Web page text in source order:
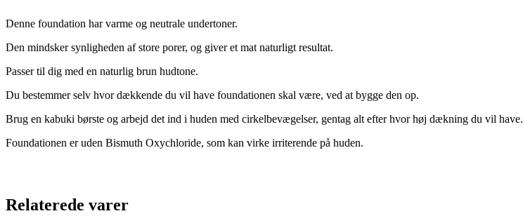
Denne foundation har varme og neutrale undertoner.
Den mindsker synligheden af store porer, og giver et mat naturligt resultat.
Passer til dig med en naturlig brun hudtone.
Du bestemmer selv hvor dækkende du vil have foundationen skal være, ved at bygge den op.
Brug en kabuki børste og arbejd det ind i huden med cirkelbevægelser, gentag alt efter hvor høj dækning du vil have.
Foundationen er uden Bismuth Oxychloride, som kan virke irriterende på huden.
Relaterede varer